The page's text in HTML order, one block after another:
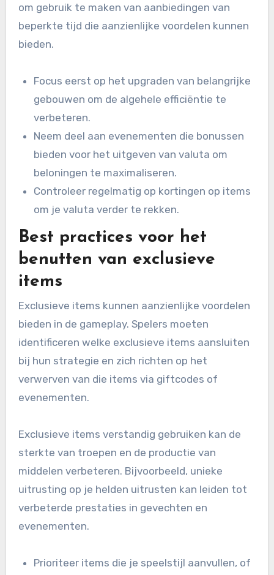
om gebruik te maken van aanbiedingen van
beperkte tijd die aanzienlijke voordelen kunnen
bieden.
Focus eerst op het upgraden van belangrijke
gebouwen om de algehele efficiëntie te
verbeteren.
Neem deel aan evenementen die bonussen
bieden voor het uitgeven van valuta om
beloningen te maximaliseren.
Controleer regelmatig op kortingen op items
om je valuta verder te rekken.
Best practices voor het
benutten van exclusieve
items
Exclusieve items kunnen aanzienlijke voordelen
bieden in de gameplay. Spelers moeten
identificeren welke exclusieve items aansluiten
bij hun strategie en zich richten op het
verwerven van die items via giftcodes of
evenementen.
Exclusieve items verstandig gebruiken kan de
sterkte van troepen en de productie van
middelen verbeteren. Bijvoorbeeld, unieke
uitrusting op je helden uitrusten kan leiden tot
verbeterde prestaties in gevechten en
evenementen.
Prioriteer items die je speelstijl aanvullen, of